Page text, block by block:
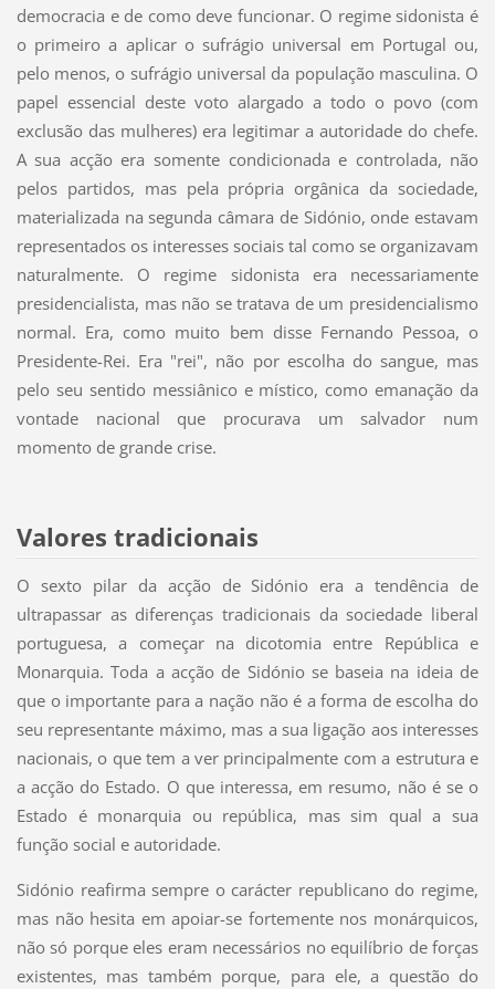
democracia e de como deve funcionar. O regime sidonista é
o primeiro a aplicar o sufrágio universal em Portugal ou,
pelo menos, o sufrágio universal da população masculina. O
papel essencial deste voto alargado a todo o povo (com
exclusão das mulheres) era legitimar a autoridade do chefe.
A sua acção era somente condicionada e controlada, não
pelos partidos, mas pela própria orgânica da sociedade,
materializada na segunda câmara de Sidónio, onde estavam
representados os interesses sociais tal como se organizavam
naturalmente. O regime sidonista era necessariamente
presidencialista, mas não se tratava de um presidencialismo
normal. Era, como muito bem disse Fernando Pessoa, o
Presidente-Rei. Era "rei", não por escolha do sangue, mas
pelo seu sentido messiânico e místico, como emanação da
vontade nacional que procurava um salvador num
momento de grande crise.
Valores tradicionais
O sexto pilar da acção de Sidónio era a tendência de
ultrapassar as diferenças tradicionais da sociedade liberal
portuguesa, a começar na dicotomia entre República e
Monarquia. Toda a acção de Sidónio se baseia na ideia de
que o importante para a nação não é a forma de escolha do
seu representante máximo, mas a sua ligação aos interesses
nacionais, o que tem a ver principalmente com a estrutura e
a acção do Estado. O que interessa, em resumo, não é se o
Estado é monarquia ou república, mas sim qual a sua
função social e autoridade.
Sidónio reafirma sempre o carácter republicano do regime,
mas não hesita em apoiar-se fortemente nos monárquicos,
não só porque eles eram necessários no equilíbrio de forças
existentes, mas também porque, para ele, a questão do